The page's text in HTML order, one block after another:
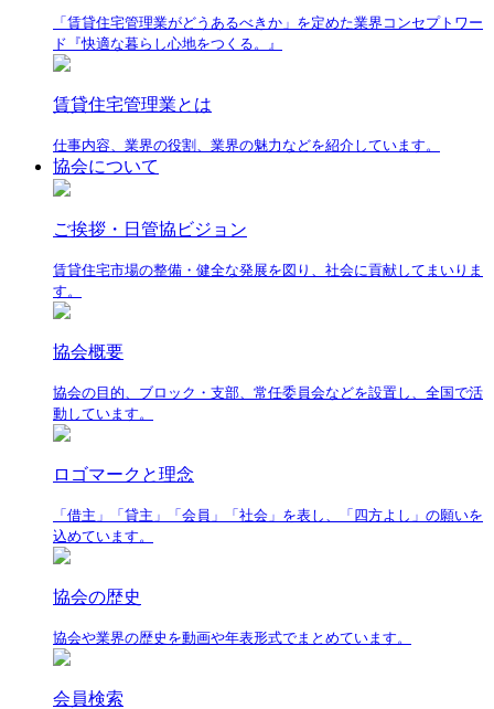
「賃貸住宅管理業がどうあるべきか」を定めた業界コンセプトワー
ド『快適な暮らし心地をつくる。』
賃貸住宅管理業とは
仕事内容、業界の役割、業界の魅力などを紹介しています。
協会について
ご挨拶・日管協ビジョン
賃貸住宅市場の整備・健全な発展を図り、社会に貢献してまいりま
す。
協会概要
協会の目的、ブロック・支部、常任委員会などを設置し、全国で活
動しています。
ロゴマークと理念
「借主」「貸主」「会員」「社会」を表し、「四方よし」の願いを
込めています。
協会の歴史
協会や業界の歴史を動画や年表形式でまとめています。
会員検索